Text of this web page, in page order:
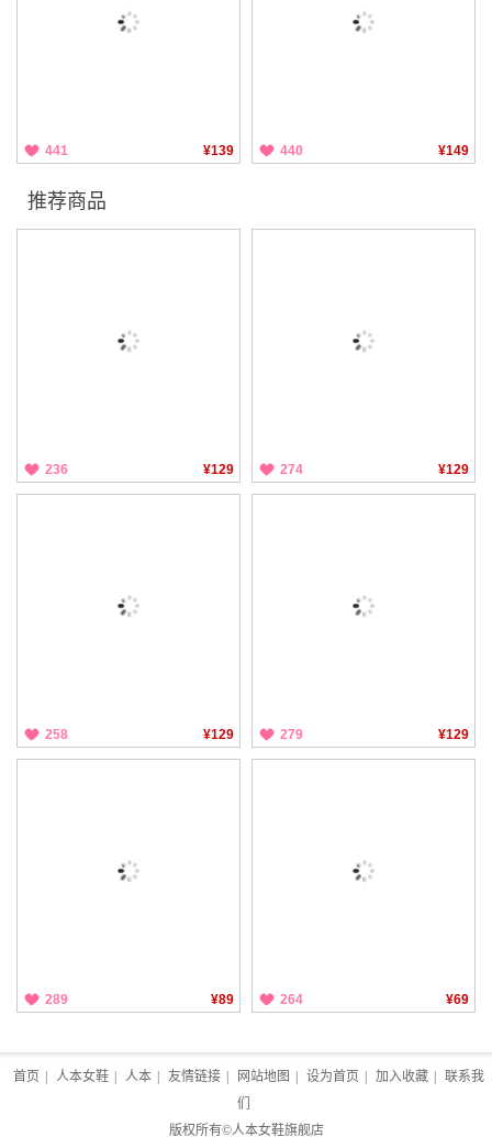
441 ¥139 440 ¥149
推荐商品
236 ¥129 274 ¥129
258 ¥129 279 ¥129
289 ¥89 264 ¥69
首页 人本女鞋 人本 友情链接 网站地图 设为首页 加入收藏
联系我
们
版权所有©人本女鞋旗舰店